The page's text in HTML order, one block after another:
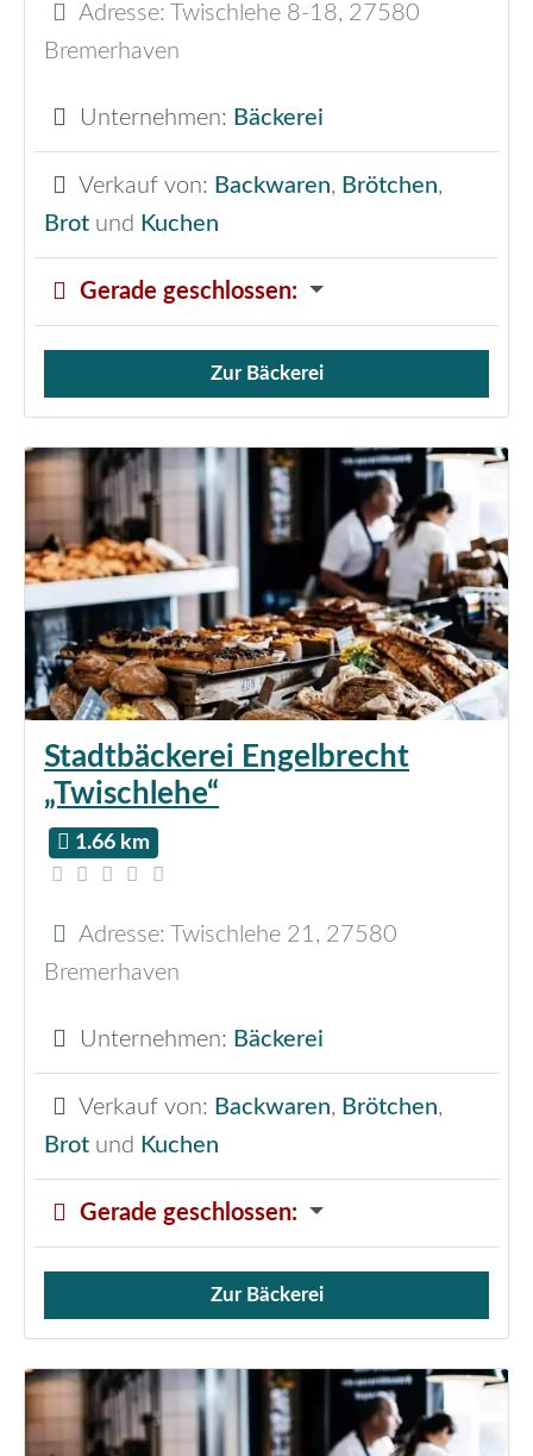
Adresse: Twischlehe 8-18, 27580
Bremerhaven
Unternehmen: Bäckerei
Verkauf von: Backwaren, Brötchen,
Brot und Kuchen
Gerade geschlossen:
Verkauf von Brötchen,
Zur Bäckerei
Stadtbäckerei Engelbrecht
„Twischlehe“
1.66 km
Adresse: Twischlehe 21 , 27580
Bremerhaven
Unternehmen: Bäckerei
Verkauf von: Backwaren, Brötchen,
Brot und Kuchen
Gerade geschlossen:
Verkauf von Brötchen,
Zur Bäckerei